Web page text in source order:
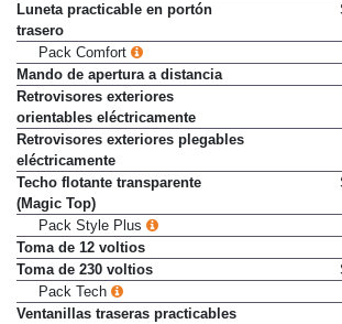
Luneta practicable en portón
trasero
Pack Comfort
Mando de apertura a distancia
Retrovisores exteriores
orientables eléctricamente
Retrovisores exteriores plegables
eléctricamente
Techo flotante transparente
(Magic Top)
Pack Style Plus
Toma de 12 voltios
Toma de 230 voltios
Pack Tech
Ventanillas traseras practicables